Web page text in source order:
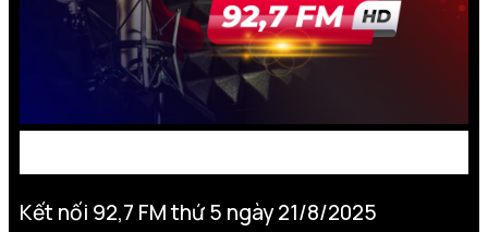
Kết nối 92,7 FM thứ 5 ngày 21/8/2025